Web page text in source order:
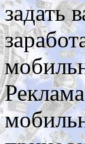
задать